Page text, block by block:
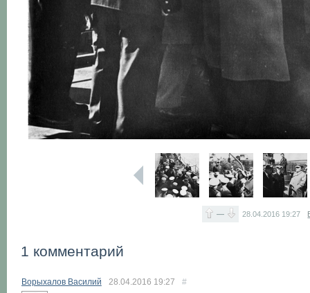
— 28.04.2016 19:27
1 комментарий
Ворыхалов Василий 28.04.2016 19:27 #